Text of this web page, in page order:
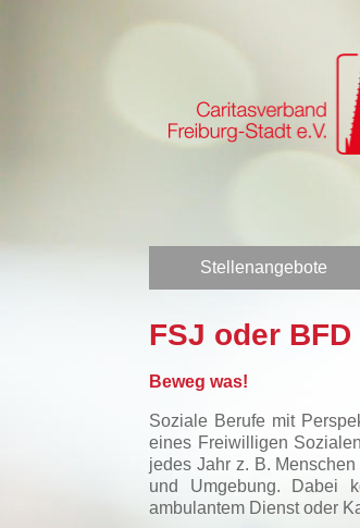
Stellenangebote
FSJ oder BFD
Beweg was!
Soziale Berufe mit
eines Freiwilligen
jedes Jahr z. B.
und Umgebung. Dabei
ambulantem Dienst oder